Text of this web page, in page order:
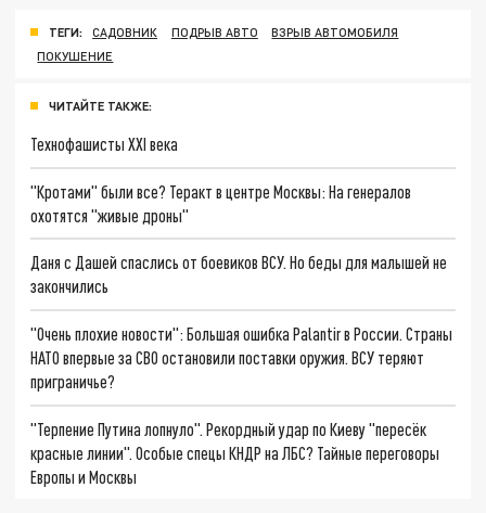
ТЕГИ: САДОВНИК ПОДРЫВ АВТО
ВЗРЫВ АВТОМОБИЛЯ
ПОКУШЕНИЕ
ЧИТАЙТЕ ТАКЖЕ:
Технофашисты XXI века
"Кротами" были все? Теракт в центре Москвы: На генералов
охотятся "живые дроны"
Даня с Дашей спаслись от боевиков ВСУ. Но беды для малышей не
закончились
"Очень плохие новости": Большая ошибка Palantir в России. Страны
НАТО впервые за СВО остановили поставки оружия. ВСУ теряют
приграничье?
"Терпение Путина лопнуло". Рекордный удар по Киеву "пересёк
красные линии". Особые спецы КНДР на ЛБС? Тайные переговоры
Европы и Москвы